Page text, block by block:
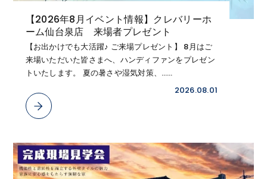
【2026年8月イベント情報】クレバリーホ
ーム仙台泉店 来場者プレゼント
【お出かけでも大活躍♪ ご来場プレゼント】 8月はご
来場いただいた皆さまへ、ハンディファンをプレゼン
トいたします。 夏の暑さや湿気対策、……
2026.08.01